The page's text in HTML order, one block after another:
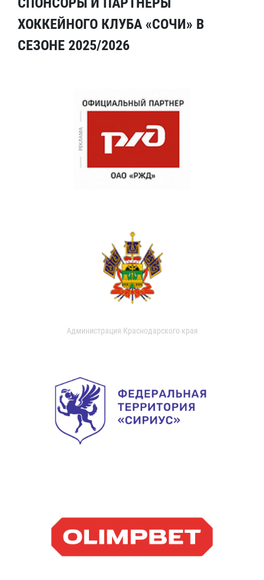
ХОККЕЙНОГО КЛУБА «СОЧИ» В
СЕЗОНЕ 2025/2026
Администрация Краснодарского края